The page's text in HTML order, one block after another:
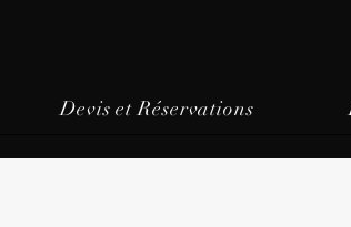
Devis et Réservations